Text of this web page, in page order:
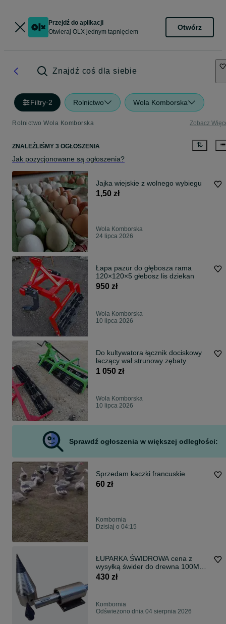
Przejdź do aplikacji
Otwieraj OLX jednym tapnięciem
Otwórz
Znajdź coś dla siebie
Filtry·2 Rolnictwo Wola Komborska
Rolnictwo Wola Komborska Zobacz
ZNALEŹLIŚMY 3 OGŁOSZENIA
Jak pozycjonowane są ogłoszenia?
Jajka wiejskie z wolnego wybiegu
1,50 zł
Wola Komborska
24 lipca 2026
Łapa pazur do głębosza rama
120×120×5 głebosz lis dziekan
950 zł
Wola Komborska
10 lipca 2026
Do kultywatora łącznik dociskowy
łaczący wał strunowy zębaty
1 050 zł
Wola Komborska
10 lipca 2026
Sprawdź ogłoszenia w większej odległości:
Sprzedam kaczki francuskie
60 zł
Kombornia
Dzisiaj o 04:15
ŁUPARKA ŚWIDROWA cena z
wysyłką świder do drewna 100MM
WOM z wymienną końcówką rębak
430 zł
Kombornia
Odświeżono dnia 04 sierpnia 2026